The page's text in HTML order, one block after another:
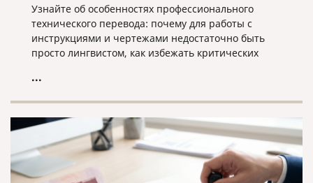
Узнайте об особенностях профессионального
технического перевода: почему для работы с
инструкциями и чертежами недостаточно быть
просто лингвистом, как избежать критических
получения качественного результата при работе с
...